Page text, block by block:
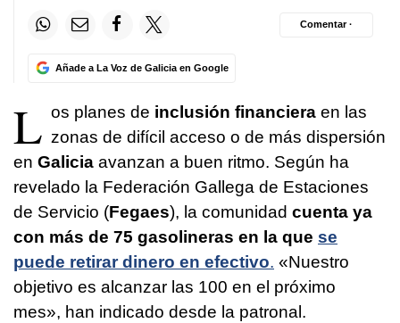
Añade a La Voz de Galicia en Google
Comentar ·
L os planes de inclusión financiera en las
zonas de difícil acceso o de más dispersión
en Galicia avanzan a buen ritmo. Según ha
revelado la Federación Gallega de Estaciones
de Servicio (Fegaes), la comunidad cuenta ya
con más de 75 gasolineras en la que se
puede retirar dinero en efectivo. «Nuestro
objetivo es alcanzar las 100 en el próximo
mes», han indicado desde la patronal.